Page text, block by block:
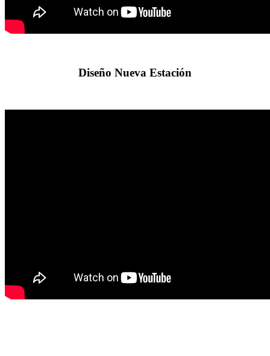
Diseño Nueva Estación